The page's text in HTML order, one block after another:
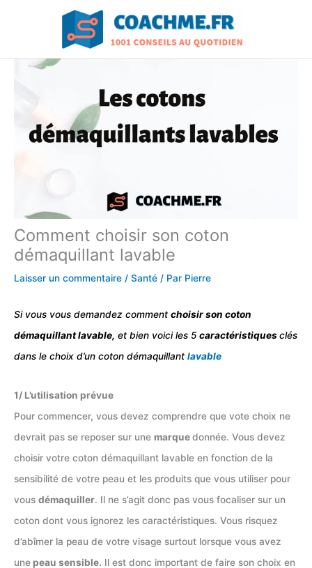
Comment choisir son coton
démaquillant lavable
Laisser un commentaire / Santé / Par Pierre
Si vous vous demandez comment choisir son coton
démaquillant lavable, et bien voici les 5caractéristiquesclés
dans le choix d’un coton démaquillant lavable
1/ L’utilisation prévue
Pour commencer, vous devez comprendre que vote choix ne
devrait pas se reposer sur une marquedonnée. Vous devez
choisir votre coton démaquillant lavable en fonction de la
sensibilité de votre peau et les produits que vous utiliser pour
vous démaquiller. Il ne s’agit donc pas vous focaliser sur un
coton dont vous ignorez les caractéristiques. Vous risquez
d’abîmer la peau de votre visage surtout lorsque vous avez
une peau sensible. Il est donc important de faire son choix en